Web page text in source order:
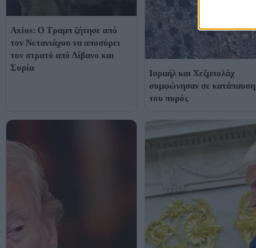
Axios: Ο Τραμπ ζήτησε από
τον Νετανιάχου να αποσύρει
τον στρατό από Λίβανο και
Συρία
Ισραήλ και Χεζμπολάχ
συμφώνησαν σε κατάπαυση
του πυρός